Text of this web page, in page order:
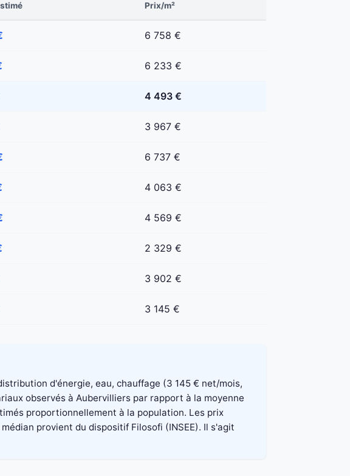
Prix/m²
6 758 €
6 233 €
4 493 €
3 967 €
6 737 €
4 063 €
4 569 €
2 329 €
3 902 €
3 145 €
d'énergie, eau, chauffage (3 145 € net/mois,
observés à Aubervilliers par rapport à la moyenne
proportionnellement à la population. Les prix
provient du dispositif Filosofi (INSEE). Il s'agit